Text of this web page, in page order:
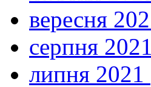
вересня
серпня
липня 2021